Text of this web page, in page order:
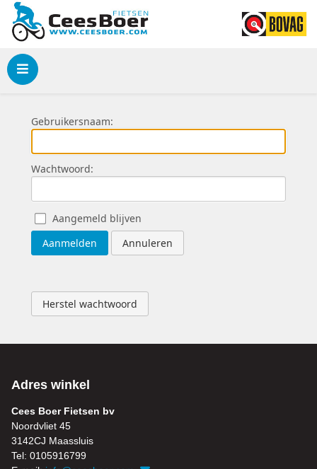
Menu
Gebruikersnaam:
Wachtwoord:
Aangemeld blijven
Aanmelden
Annuleren
Herstel wachtwoord
Adres winkel
Cees Boer Fietsen bv
Noordvliet 45
3142CJ Maassluis
Tel: 0105916799